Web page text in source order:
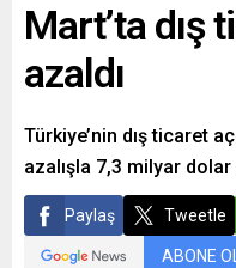
Mart’ta dış
azaldı
Türkiye’nin dış ticaret
azalışla 7,3 milyar dolar
Paylaş Tweetle
ABONE OL